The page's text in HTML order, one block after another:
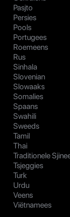
Pasjto
Persies
Pools
Portugees
Roemeens
Rus
Sinhala
Slovenian
Slowaaks
Somalies
Spaans
Swahili
Sweeds
Tamil
Thai
Traditionele
Tsjeggies
Turk
Urdu
Veens
Viëtnamees